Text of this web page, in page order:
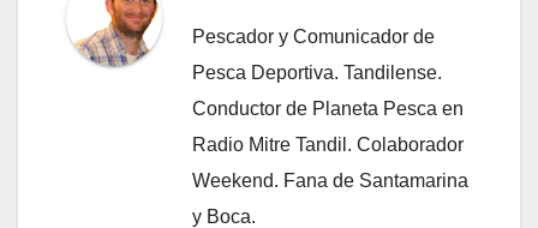
Pescador y Comunicador de
Pesca Deportiva. Tandilense.
Conductor de Planeta Pesca en
Radio Mitre Tandil. Colaborador
Weekend. Fana de Santamarina
y Boca.